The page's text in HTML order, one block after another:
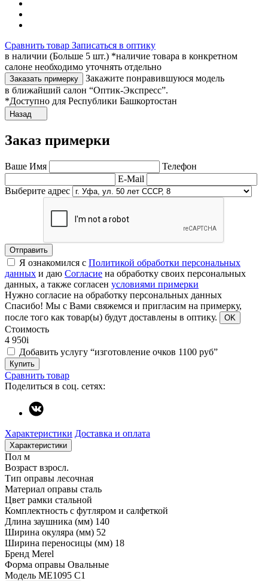
Сравнить товар Записаться в оптику
в наличии (Больше 5 шт.) *наличие товара в конкретном
салоне необходимо уточнять отдельно
Заказать примерку
Закажите понравившуюся модель
в ближайший салон “Оптик-Экспресс”.
*Доступно для Республики Башкортостан
Назад
Заказ примерки
Ваше Имя
Телефон
E-Mail
Выберите адрес
Отправить
Я ознакомился с Политикой обработки персональных
данных и даю Согласие на обработку своих персональных
данных, а также согласен условиями примерки
Нужно согласие на обработку персональных данных
Спасибо! Мы с Вами свяжемся и пригласим на примерку,
после того как товар(ы) будут доставлены в оптику.
OK
Стоимость
4 950i
Добавить услугу “изготовление очков 1100 руб”
Купить
Сравнить товар
Поделиться в соц. сетях:
Характеристики Доставка и оплата
Характеристики
Пол м
Возраст взросл.
Тип оправы лесочная
Материал оправы сталь
Цвет рамки стальной
Комплектность с футляром и салфеткой
Длина заушника (мм) 140
Ширина окуляра (мм) 52
Ширина переносицы (мм) 18
Бренд Merel
Форма оправы Овальные
Модель ME1095 C1